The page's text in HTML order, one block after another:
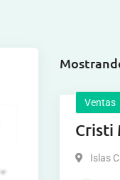
Ventas
Cristi
Islas